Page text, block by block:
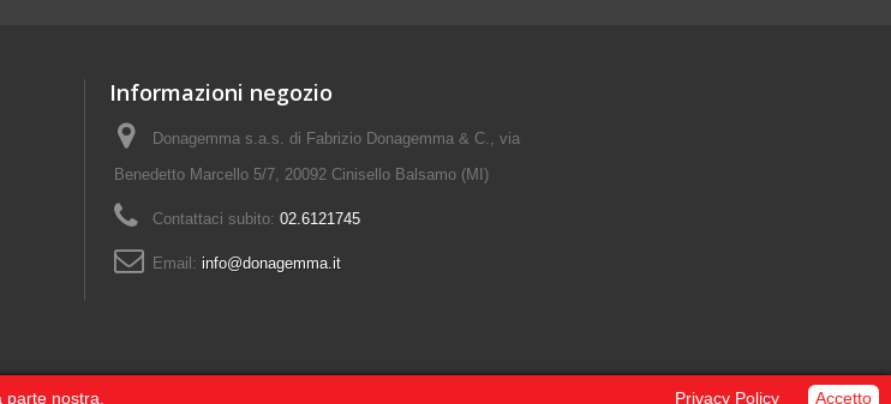
Informazioni negozio
Donagemma s.a.s. di Fabrizio Donagemma & C., via
Benedetto Marcello 5/7, 20092 Cinisello Balsamo (MI)
Contattaci subito: 02.6121745
Email: info@donagemma.it
nostra. Privacy Policy Accetto